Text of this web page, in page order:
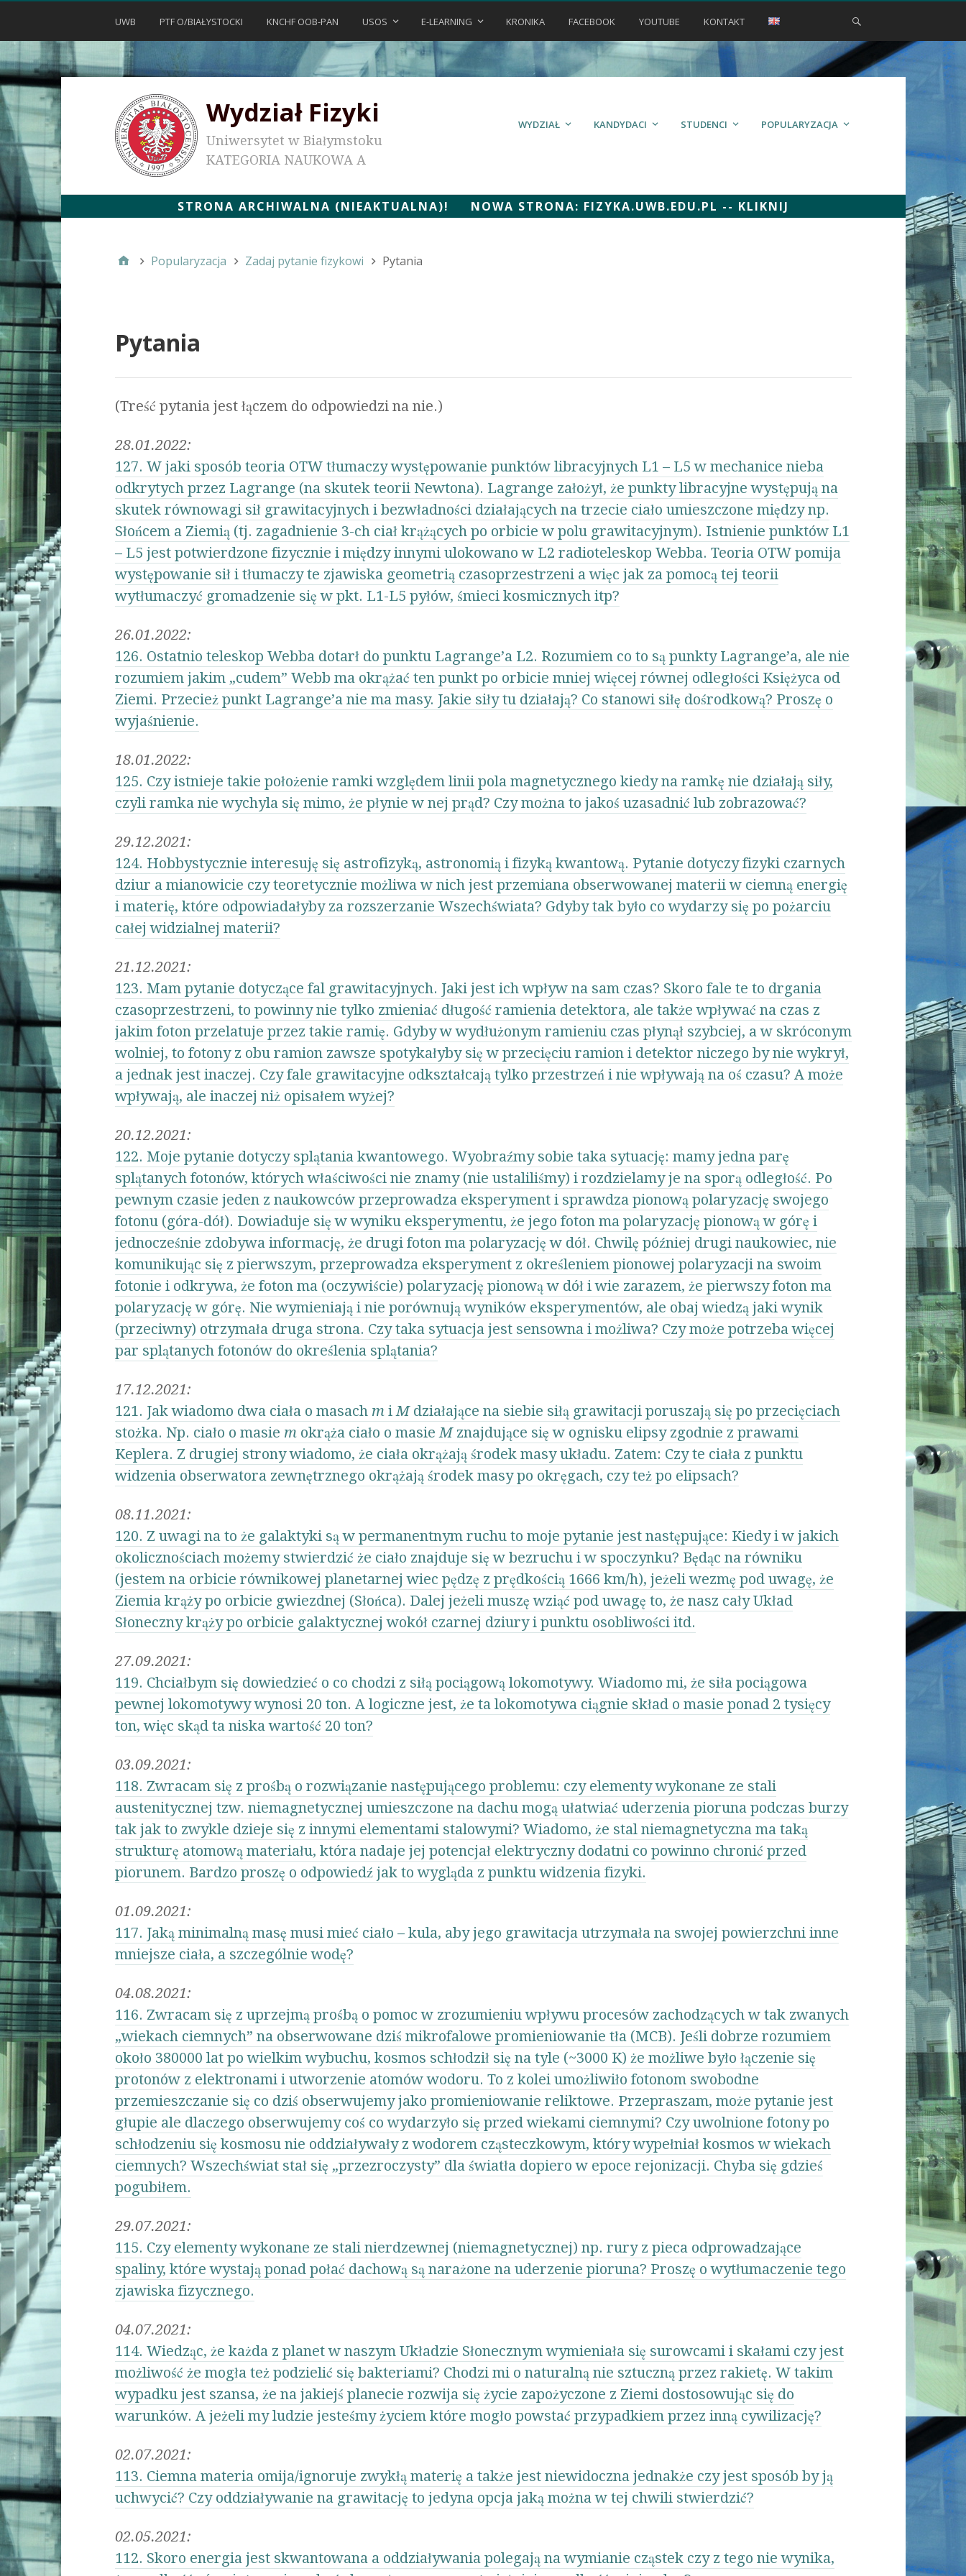
UWB PTF O/BIAŁYSTOCKI KNCHF OOB-PAN USOS E-LEARNING KRONIKA FACEBOOK YOUTUBE KONTAKT
Wydział Fizyki
Uniwersytet w Białymstoku
KATEGORIA NAUKOWA A
WYDZIAŁ KANDYDACI STUDENCI POPULARYZACJA
STRONA ARCHIWALNA (NIEAKTUALNA)! NOWA STRONA: FIZYKA.UWB.EDU.PL -- KLIKNIJ
Popularyzacja Zadaj pytanie fizykowi Pytania
Pytania
(Treść pytania jest łączem do odpowiedzi na nie.)
28.01.2022:
127. W jaki sposób teoria OTW tłumaczy występowanie punktów libracyjnych L1 – L5 w mechanice nieba
odkrytych przez Lagrange (na skutek teorii Newtona). Lagrange założył, że punkty libracyjne występują na
skutek równowagi sił grawitacyjnych i bezwładności działających na trzecie ciało umieszczone między np.
Słońcem a Ziemią (tj. zagadnienie 3-ch ciał krążących po orbicie w polu grawitacyjnym). Istnienie punktów L1
– L5 jest potwierdzone fizycznie i między innymi ulokowano w L2 radioteleskop Webba. Teoria OTW pomija
występowanie sił i tłumaczy te zjawiska geometrią czasoprzestrzeni a więc jak za pomocą tej teorii
wytłumaczyć gromadzenie się w pkt. L1-L5 pyłów, śmieci kosmicznych itp?
26.01.2022:
126. Ostatnio teleskop Webba dotarł do punktu Lagrange’a L2. Rozumiem co to są punkty Lagrange’a, ale nie
rozumiem jakim „cudem” Webb ma okrążać ten punkt po orbicie mniej więcej równej odległości Księżyca od
Ziemi. Przecież punkt Lagrange’a nie ma masy. Jakie siły tu działają? Co stanowi siłę dośrodkową? Proszę o
wyjaśnienie.
18.01.2022:
125. Czy istnieje takie położenie ramki względem linii pola magnetycznego kiedy na ramkę nie działają siły,
czyli ramka nie wychyla się mimo, że płynie w nej prąd? Czy można to jakoś uzasadnić lub zobrazować?
29.12.2021:
124. Hobbystycznie interesuję się astrofizyką, astronomią i fizyką kwantową. Pytanie dotyczy fizyki czarnych
dziur a mianowicie czy teoretycznie możliwa w nich jest przemiana obserwowanej materii w ciemną energię
i materię, które odpowiadałyby za rozszerzanie Wszechświata? Gdyby tak było co wydarzy się po pożarciu
całej widzialnej materii?
21.12.2021:
123. Mam pytanie dotyczące fal grawitacyjnych. Jaki jest ich wpływ na sam czas? Skoro fale te to drgania
czasoprzestrzeni, to powinny nie tylko zmieniać długość ramienia detektora, ale także wpływać na czas z
jakim foton przelatuje przez takie ramię. Gdyby w wydłużonym ramieniu czas płynął szybciej, a w skróconym
wolniej, to fotony z obu ramion zawsze spotykałyby się w przecięciu ramion i detektor niczego by nie wykrył,
a jednak jest inaczej. Czy fale grawitacyjne odkształcają tylko przestrzeń i nie wpływają na oś czasu? A może
wpływają, ale inaczej niż opisałem wyżej?
20.12.2021:
122. Moje pytanie dotyczy splątania kwantowego. Wyobraźmy sobie taka sytuację: mamy jedna parę
splątanych fotonów, których właściwości nie znamy (nie ustaliliśmy) i rozdzielamy je na sporą odległość. Po
pewnym czasie jeden z naukowców przeprowadza eksperyment i sprawdza pionową polaryzację swojego
fotonu (góra-dół). Dowiaduje się w wyniku eksperymentu, że jego foton ma polaryzację pionową w górę i
jednocześnie zdobywa informację, że drugi foton ma polaryzację w dół. Chwilę później drugi naukowiec, nie
komunikując się z pierwszym, przeprowadza eksperyment z określeniem pionowej polaryzacji na swoim
fotonie i odkrywa, że foton ma (oczywiście) polaryzację pionową w dół i wie zarazem, że pierwszy foton ma
polaryzację w górę. Nie wymieniają i nie porównują wyników eksperymentów, ale obaj wiedzą jaki wynik
(przeciwny) otrzymała druga strona. Czy taka sytuacja jest sensowna i możliwa? Czy może potrzeba więcej
par splątanych fotonów do określenia splątania?
17.12.2021:
121. Jak wiadomo dwa ciała o masach miMdziałające na siebie siłą grawitacji poruszają się po przecięciach
stożka. Np. ciało o masie mokrąża ciało o masieMznajdujące się w ognisku elipsy zgodnie z prawami
Keplera. Z drugiej strony wiadomo, że ciała okrążają środek masy układu. Zatem: Czy te ciała z punktu
widzenia obserwatora zewnętrznego okrążają środek masy po okręgach, czy też po elipsach?
08.11.2021:
120. Z uwagi na to że galaktyki są w permanentnym ruchu to moje pytanie jest następujące: Kiedy i w jakich
okolicznościach możemy stwierdzić że ciało znajduje się w bezruchu i w spoczynku? Będąc na równiku
(jestem na orbicie równikowej planetarnej wiec pędzę z prędkością 1666 km/h), jeżeli wezmę pod uwagę, że
Ziemia krąży po orbicie gwiezdnej (Słońca). Dalej jeżeli muszę wziąć pod uwagę to, że nasz cały Układ
Słoneczny krąży po orbicie galaktycznej wokół czarnej dziury i punktu osobliwości itd.
27.09.2021:
119. Chciałbym się dowiedzieć o co chodzi z siłą pociągową lokomotywy. Wiadomo mi, że siła pociągowa
pewnej lokomotywy wynosi 20 ton. A logiczne jest, że ta lokomotywa ciągnie skład o masie ponad 2 tysięcy
ton, więc skąd ta niska wartość 20 ton?
03.09.2021:
118. Zwracam się z prośbą o rozwiązanie następującego problemu: czy elementy wykonane ze stali
austenitycznej tzw. niemagnetycznej umieszczone na dachu mogą ułatwiać uderzenia pioruna podczas burzy
tak jak to zwykle dzieje się z innymi elementami stalowymi? Wiadomo, że stal niemagnetyczna ma taką
strukturę atomową materiału, która nadaje jej potencjał elektryczny dodatni co powinno chronić przed
piorunem. Bardzo proszę o odpowiedź jak to wygląda z punktu widzenia fizyki.
01.09.2021:
117. Jaką minimalną masę musi mieć ciało – kula, aby jego grawitacja utrzymała na swojej powierzchni inne
mniejsze ciała, a szczególnie wodę?
04.08.2021:
116. Zwracam się z uprzejmą prośbą o pomoc w zrozumieniu wpływu procesów zachodzących w tak zwanych
„wiekach ciemnych” na obserwowane dziś mikrofalowe promieniowanie tła (MCB). Jeśli dobrze rozumiem
około 380000 lat po wielkim wybuchu, kosmos schłodził się na tyle (~3000 K) że możliwe było łączenie się
protonów z elektronami i utworzenie atomów wodoru. To z kolei umożliwiło fotonom swobodne
przemieszczanie się co dziś obserwujemy jako promieniowanie reliktowe. Przepraszam, może pytanie jest
głupie ale dlaczego obserwujemy coś co wydarzyło się przed wiekami ciemnymi? Czy uwolnione fotony po
schłodzeniu się kosmosu nie oddziaływały z wodorem cząsteczkowym, który wypełniał kosmos w wiekach
ciemnych? Wszechświat stał się „przezroczysty” dla światła dopiero w epoce rejonizacji. Chyba się gdzieś
pogubiłem.
29.07.2021:
115. Czy elementy wykonane ze stali nierdzewnej (niemagnetycznej) np. rury z pieca odprowadzające
spaliny, które wystają ponad połać dachową są narażone na uderzenie pioruna? Proszę o wytłumaczenie tego
zjawiska fizycznego.
04.07.2021:
114. Wiedząc, że każda z planet w naszym Układzie Słonecznym wymieniała się surowcami i skałami czy jest
możliwość że mogła też podzielić się bakteriami? Chodzi mi o naturalną nie sztuczną przez rakietę. W takim
wypadku jest szansa, że na jakiejś planecie rozwija się życie zapożyczone z Ziemi dostosowując się do
warunków. A jeżeli my ludzie jesteśmy życiem które mogło powstać przypadkiem przez inną cywilizację?
02.07.2021:
113. Ciemna materia omija/ignoruje zwykłą materię a także jest niewidoczna jednakże czy jest sposób by ją
uchwycić? Czy oddziaływanie na grawitację to jedyna opcja jaką można w tej chwili stwierdzić?
02.05.2021:
112. Skoro energia jest skwantowana a oddziaływania polegają na wymianie cząstek czy z tego nie wynika,